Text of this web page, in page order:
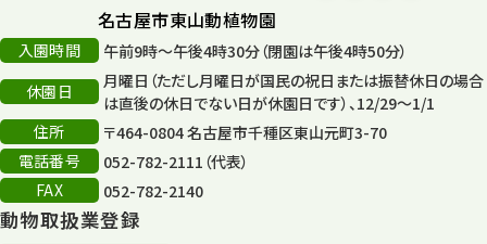
再生
再生フォーラム 14
80周年
その他
その他イベント
名古屋市東山動植物園
入園時間
午前9時～午後4時30分（閉園は午後4時50分）
休園日
月曜日（ただし月曜日が国民の祝日または振替休日の場合
は直後の休日でない日が休園日です）、12/29～1/1
住所
〒464-0804 名古屋市千種区東山元町3-70
電話番号
052-782-2111（代表）
FAX
052-782-2140
動物取扱業登録